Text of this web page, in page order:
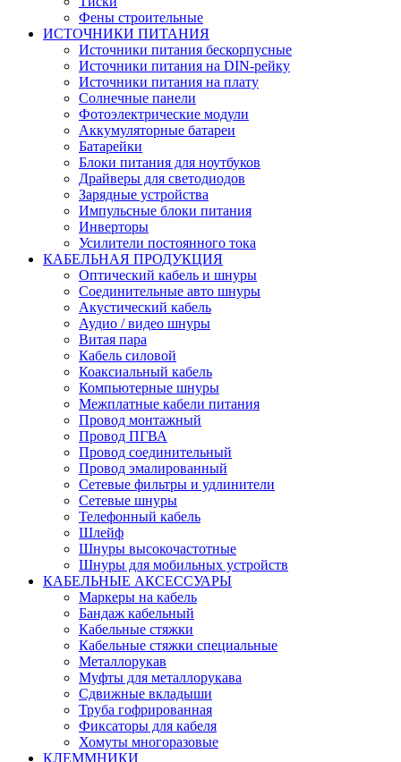
Фены строительные
ИСТОЧНИКИ ПИТАНИЯ
Источники питания бескорпусные
Источники питания на DIN-рейку
Источники питания на плату
Солнечные панели
Фотоэлектрические модули
Аккумуляторные батареи
Батарейки
Блоки питания для ноутбуков
Драйверы для светодиодов
Зарядные устройства
Импульсные блоки питания
Инверторы
Усилители постоянного тока
КАБЕЛЬНАЯ ПРОДУКЦИЯ
Оптический кабель и шнуры
Соединительные авто шнуры
Акустический кабель
Аудио / видео шнуры
Витая пара
Кабель силовой
Коаксиальный кабель
Компьютерные шнуры
Межплатные кабели питания
Провод монтажный
Провод ПГВА
Провод соединительный
Провод эмалированный
Сетевые фильтры и удлинители
Сетевые шнуры
Телефонный кабель
Шлейф
Шнуры высокочастотные
Шнуры для мобильных устройств
КАБЕЛЬНЫЕ АКСЕССУАРЫ
Маркеры на кабель
Бандаж кабельный
Кабельные стяжки
Кабельные стяжки специальные
Металлорукав
Муфты для металлорукава
Сдвижные вкладыши
Труба гофрированная
Фиксаторы для кабеля
Хомуты многоразовые
КЛЕММНИКИ